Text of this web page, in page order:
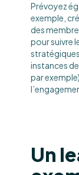
Prévoyez
exemple,
des
pour suivre
instances
par
Un